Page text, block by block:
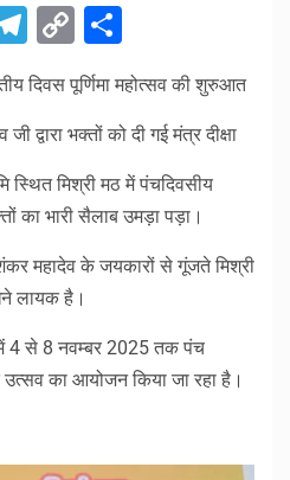
Telegram
Copy
Link
दिवस पूर्णिमा महोत्सव की शुरुआत
द्वारा भक्तों को दी गई मंत्र दीक्षा
स्थित मिश्री मठ में पंचदिवसीय
का भारी सैलाब उमड़ा पड़ा।
महादेव के जयकारों से गूंजते मिश्री
लायक है।
में 4 से 8 नवम्बर 2025 तक पंच
उत्सव का आयोजन किया जा रहा है।